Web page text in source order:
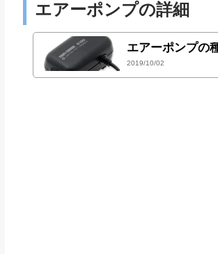
エアーポンプの詳細
エアーポンプの
2019/10/02